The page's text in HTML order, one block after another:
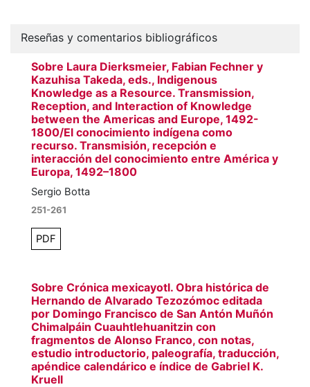
Reseñas y comentarios bibliográficos
Sobre Laura Dierksmeier, Fabian Fechner y
Kazuhisa Takeda, eds., Indigenous
Knowledge as a Resource. Transmission,
Reception, and Interaction of Knowledge
between the Americas and Europe, 1492-
1800/El conocimiento indígena como
recurso. Transmisión, recepción e
interacción del conocimiento entre América y
Europa, 1492–1800
Sergio Botta
251-261
PDF
Sobre Crónica mexicayotl. Obra histórica de
Hernando de Alvarado Tezozómoc editada
por Domingo Francisco de San Antón Muñón
Chimalpáin Cuauhtlehuanitzin con
fragmentos de Alonso Franco, con notas,
estudio introductorio, paleografía, traducción,
apéndice calendárico e índice de Gabriel K.
Kruell